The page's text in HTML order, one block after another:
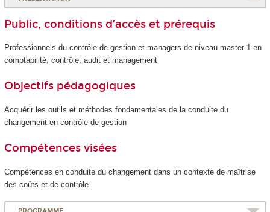
Public, conditions d’accès et prérequis
Professionnels du contrôle de gestion et managers de niveau master 1 en
comptabilité, contrôle, audit et management
Objectifs pédagogiques
Acquérir les outils et méthodes fondamentales de la conduite du
changement en contrôle de gestion
Compétences visées
Compétences en conduite du changement dans un contexte de maîtrise
des coûts et de contrôle